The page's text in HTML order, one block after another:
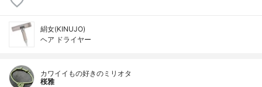
絹女(KINUJO)
ヘア ドライヤー
カワイイもの好きのミリオタ
桜雅